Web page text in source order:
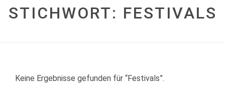
STICHWORT: FESTIVALS
Keine Ergebnisse gefunden für “Festivals”.